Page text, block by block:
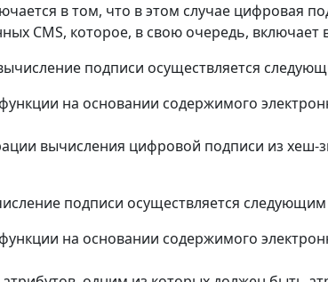
в том, что в этом случае цифровая
CMS, которое, в свою очередь, включает
подписи осуществляется
на основании содержимого
вычисления цифровой подписи из хеш-
подписи осуществляется
на основании содержимого